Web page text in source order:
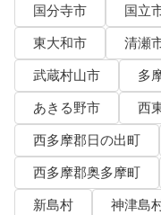
国分寺市
国立
東大和市
清瀬
武蔵村山市
多
あきる野市
西
西多摩郡日の出町
西多摩郡奥多摩町
新島村
神津島